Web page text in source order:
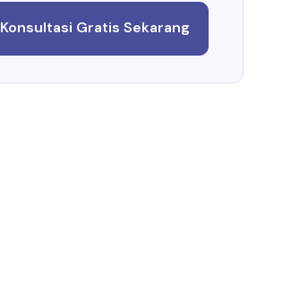
Konsultasi Gratis Sekarang